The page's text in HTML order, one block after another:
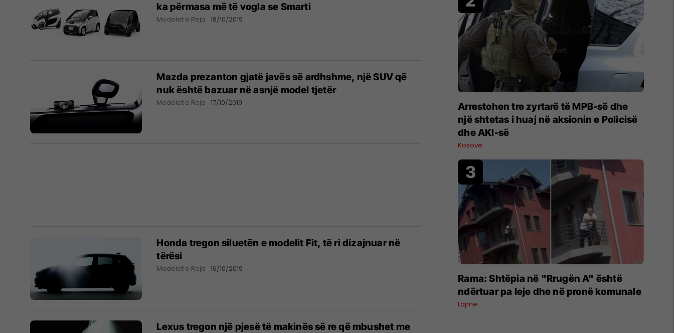
ka përmasa më të vogla se Smarti
Modelet e Reja 18/10/2019
Mazda prezanton gjatë javës së ardhshme, një SUV që
nuk është bazuar në asnjë model tjetër
Modelet e Reja 17/10/2019
Honda tregon siluetën e modelit Fit, të ri dizajnuar në
tërësi
Modelet e Reja 16/10/2019
Lexus tregon një pjesë të makinës së re që mbushet me
Arrestohen tre zyrtarë të MPB-së dhe
një shtetas i huaj në aksionin e Policisë
dhe AKI-së
Kosovë
Rama: Shtëpia në "Rrugën A" është
ndërtuar pa leje dhe në pronë komunale
Lajme